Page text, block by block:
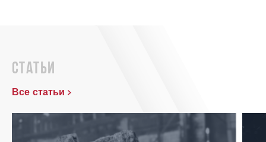
статьи
Все статьи